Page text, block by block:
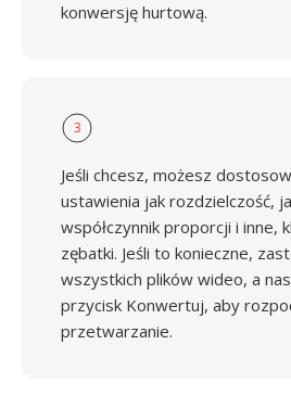
konwersję hurtową.
3
Jeśli chcesz, możesz
ustawienia jak rozdzielczość,
współczynnik proporcji i inne,
zębatki. Jeśli to konieczne,
wszystkich plików wideo, a
przycisk Konwertuj, aby
przetwarzanie.